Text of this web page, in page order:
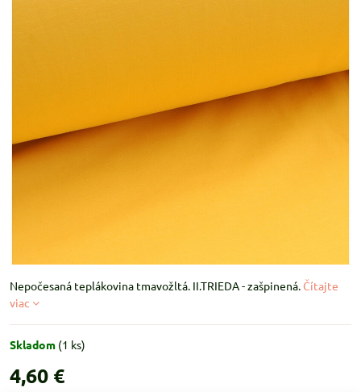
Nepočesaná teplákovina tmavožltá. II.TRIEDA - zašpinená. Čítajte
viac
Skladom (1 ks)
4,60 €